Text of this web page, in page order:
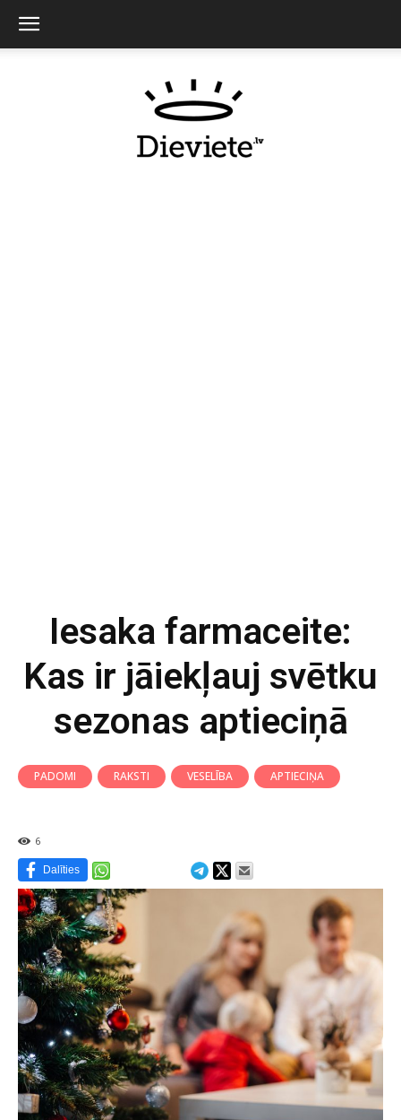
Iesaka farmaceite:
Kas ir jāiekļauj svētku
sezonas aptieciņā
PADOMI RAKSTI VESELĪBA APTIECIŅA
6
Dalīties